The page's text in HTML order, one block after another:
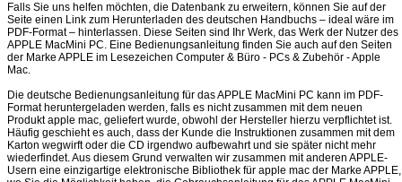
Falls Sie uns helfen möchten, die Datenbank zu erweitern, können Sie auf der
Seite einen Link zum Herunterladen des deutschen Handbuchs – ideal wäre im
PDF-Format – hinterlassen. Diese Seiten sind Ihr Werk, das Werk der Nutzer des
APPLE MacMini PC. Eine Bedienungsanleitung finden Sie auch auf den Seiten
der Marke APPLE im Lesezeichen Computer & Büro - PCs & Zubehör - Apple
Mac.
Die deutsche Bedienungsanleitung für das APPLE MacMini PC kann im PDF-
Format heruntergeladen werden, falls es nicht zusammen mit dem neuen
Produkt apple mac, geliefert wurde, obwohl der Hersteller hierzu verpflichtet ist.
Häufig geschieht es auch, dass der Kunde die Instruktionen zusammen mit dem
Karton wegwirft oder die CD irgendwo aufbewahrt und sie später nicht mehr
wiederfindet. Aus diesem Grund verwalten wir zusammen mit anderen APPLE-
Usern eine einzigartige elektronische Bibliothek für apple mac der Marke APPLE,